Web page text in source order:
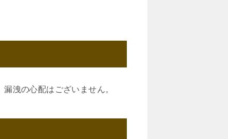
洩の心配はございません。